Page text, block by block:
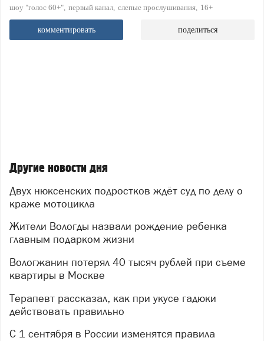
шоу "голос 60+" первый канал слепые прослушивания 16+
комментировать поделиться
Другие новости дня
Двух нюксенских подростков ждёт суд по делу о
краже мотоцикла
Жители Вологды назвали рождение ребенка
главным подарком жизни
Вологжанин потерял 40 тысяч рублей при съеме
квартиры в Москве
Терапевт рассказал, как при укусе гадюки
действовать правильно
С 1 сентября в России изменятся правила